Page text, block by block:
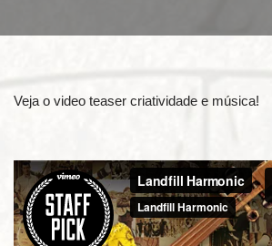
Veja o video teaser criatividade e música!